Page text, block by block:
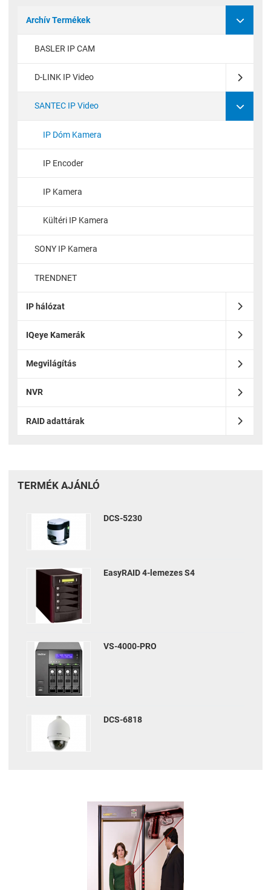
Archív Termékek
BASLER IP CAM
D-LINK IP Video
SANTEC IP Video
IP Dóm Kamera
IP Encoder
IP Kamera
Kültéri IP Kamera
SONY IP Kamera
TRENDNET
IP hálózat
IQeye Kamerák
Megvilágítás
NVR
RAID adattárak
TERMÉK AJÁNLÓ
DCS-5230
EasyRAID 4-lemezes S4
VS-4000-PRO
DCS-6818